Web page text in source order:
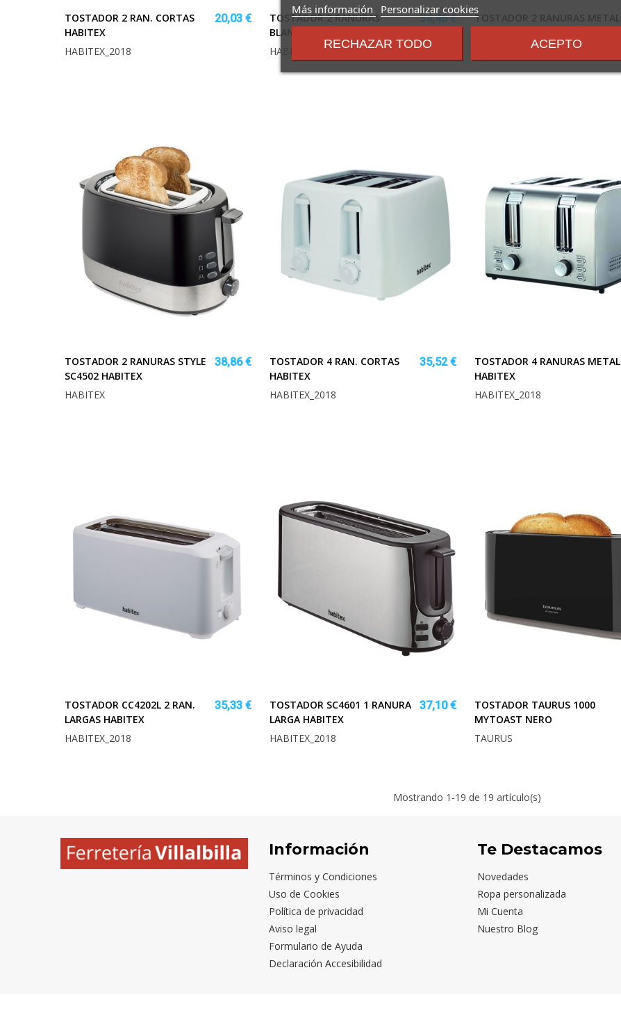
TOSTADOR 2 RAN. CORTAS
HABITEX
20,03 €
HABITEX_2018
TOSTADOR 2 RANURAS
BLANCO HABITEX
34,46 €
HABITEX_2018
TOSTADOR 2 RANURAS METAL
HABITEX_2018
TOSTADOR 2 RANURAS STYLE
SC4502 HABITEX
38,86 €
HABITEX
TOSTADOR 4 RAN. CORTAS
HABITEX
35,52 €
HABITEX_2018
TOSTADOR 4 RANURAS METAL
HABITEX
HABITEX_2018
TOSTADOR CC4202L 2 RAN.
LARGAS HABITEX
35,33 €
HABITEX_2018
TOSTADOR SC4601 1 RANURA
LARGA HABITEX
37,10 €
HABITEX_2018
TOSTADOR TAURUS 1000
MYTOAST NERO
TAURUS
Mostrando 1 -19 de 19 artículo(s)
Información
Términos y Condiciones
Uso de Cookies
Política de privacidad
Aviso legal
Formulario de Ayuda
Declaración Accesibilidad
Te Destacamos
Novedades
Ropa personalizada
Mi Cuenta
Nuestro Blog
Más información
sobre
los
y
condiciones
Personalizar cookies
RECHAZAR TODO ACEPTO